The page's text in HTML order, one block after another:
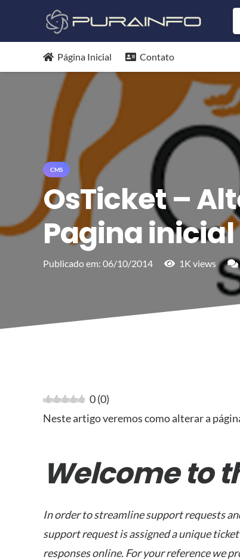
Página Inicial Contato
CMS
OsTicket –
Pagina inicial
Publicado em: 06/10/2014 1K views
0(0)
Neste artigo veremos como alterar a
Welcome to
In order to streamline support requests
support request is assigned a unique
responses online. For your reference we